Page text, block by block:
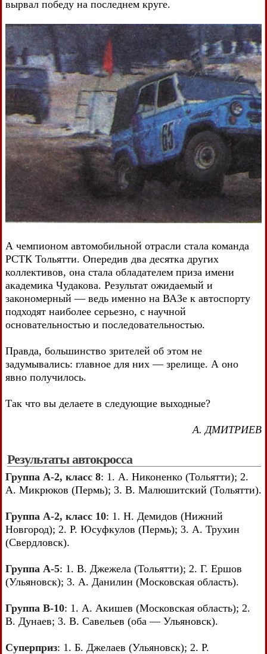
вырвал победу на последнем круге.
А чемпионом автомобильной отрасли стала команда
РСТК Тольятти. Опередив два десятка других
коллективов, она стала обладателем приза имени
академика Чудакова. Результат ожидаемый и
закономерный — ведь именно на ВАЗе к автоспорту
подходят наиболее серьезно, с научной
основательностью и последовательностью.
Правда, большинство зрителей об этом не
задумывались: главное для них — зрелище. А оно
явно получилось.
Так что вы делаете в следующие выходные?
А. ДМИТРИЕВ
Результаты автокросса
Группа А-2, класс 8: 1. А. Никоненко (Тольятти); 2.
А. Микрюков (Пермь); 3. В. Малюшитский (Тольятти).
Группа А-2, класс 10: 1. Н. Демидов (Нижний
Новгород); 2. Р. Юсуфкулов (Пермь); 3. А. Трухин
(Свердловск).
Группа А-5: 1. В. Джежела (Тольятти); 2. Г. Ершов
(Ульяновск); 3. А. Данилин (Московская область).
Группа В-10: 1. А. Акишев (Московская область); 2.
В. Дунаев; 3. В. Савельев (оба — Ульяновск).
Суперприз: 1. Б. Джелаев (Ульяновск); 2. Р.